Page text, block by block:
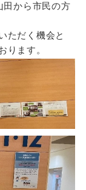
田から市民の方
ただく機会と
ります。